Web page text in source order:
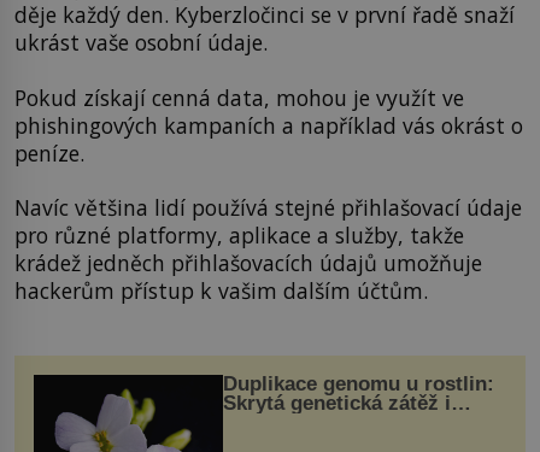
děje každý den. Kyberzločinci se v první řadě snaží
ukrást vaše osobní údaje.
Pokud získají cenná data, mohou je využít ve
phishingových kampaních a například vás okrást o
peníze.
Navíc většina lidí používá stejné přihlašovací údaje
pro různé platformy, aplikace a služby, takže
krádež jedněch přihlašovacích údajů umožňuje
hackerům přístup k vašim dalším účtům.
Duplikace genomu u rostlin:
Skrytá genetická zátěž i